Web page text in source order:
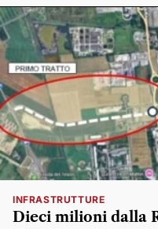
INFRASTRUTTURE
Dieci milioni dalla